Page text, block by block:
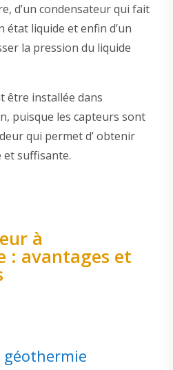
d’un condensateur qui fait
liquide et enfin d’un
la pression du liquide
être installée dans
puisque les capteurs sont
qui permet d’ obtenir
et suffisante.
à
: avantages et
géothermie